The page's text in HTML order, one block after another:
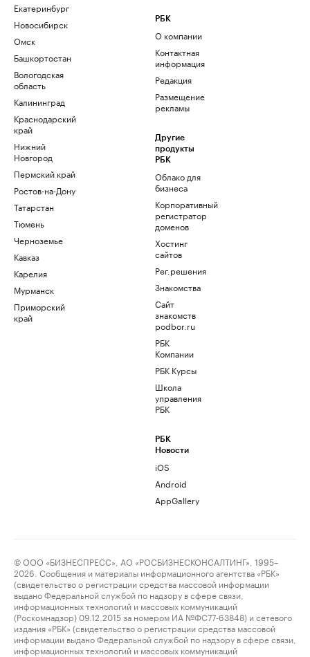
Екатеринбург
Новосибирск
Омск
Башкортостан
Вологодская
область
Калининград
Краснодарский
край
Нижний
Новгород
Пермский край
Ростов-на-Дону
Татарстан
Тюмень
Черноземье
Кавказ
Карелия
Мурманск
Приморский
край
РБК
О компании
Контактная
информация
Редакция
Размещение
рекламы
Другие
продукты
РБК
Облако для
бизнеса
Корпоративный
регистратор
доменов
Хостинг
сайтов
Рег.решения
Знакомства
Сайт
знакомств
podbor.ru
РБК
Компании
РБК Курсы
Школа
управления
РБК
РБК
Новости
iOS
Android
AppGallery
© ООО «БИЗНЕСПРЕСС», АО «РОСБИЗНЕСКОНСАЛТИНГ», 1995–
2026. Сообщения и материалы информационного агентства «РБК»
(свидетельство о регистрации средства массовой информации
выдано Федеральной службой по надзору в сфере связи,
информационных технологий и массовых коммуникаций
(Роскомнадзор) 09.12.2015 за номером ИА №ФС77-63848) и сетевого
издания «РБК» (свидетельство о регистрации средства массовой
информации выдано Федеральной службой по надзору в сфере связи,
информационных технологий и массовых коммуникаций